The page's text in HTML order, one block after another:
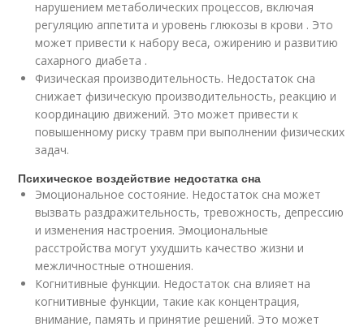
нарушением метаболических процессов, включая
регуляцию аппетита и уровень глюкозы в крови . Это
может привести к набору веса, ожирению и развитию
сахарного диабета .
Физическая производительность. Недостаток сна
снижает физическую производительность, реакцию и
координацию движений. Это может привести к
повышенному риску травм при выполнении физических
задач.
Психическое воздействие недостатка сна
Эмоциональное состояние. Недостаток сна может
вызвать раздражительность, тревожность, депрессию
и изменения настроения. Эмоциональные
расстройства могут ухудшить качество жизни и
межличностные отношения.
Когнитивные функции. Недостаток сна влияет на
когнитивные функции, такие как концентрация,
внимание, память и принятие решений. Это может